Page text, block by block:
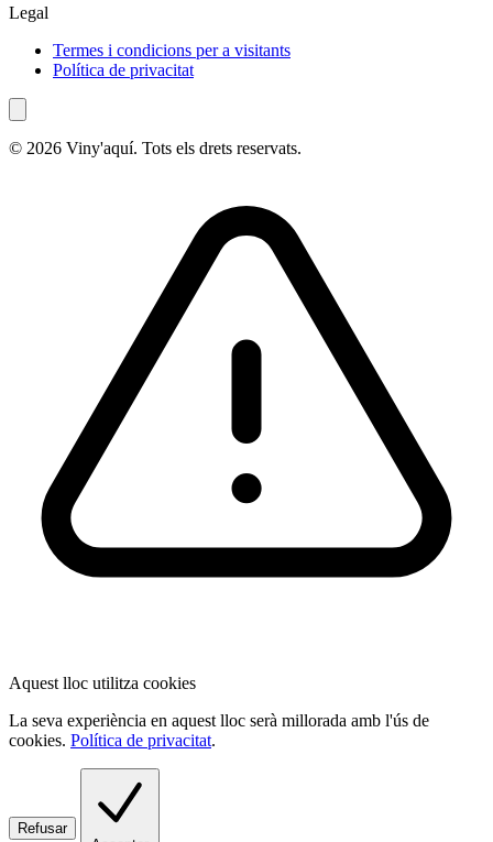
Legal
Termes i condicions per a visitants
Política de privacitat
© 2026 Viny'aquí. Tots els drets reservats.
Aquest lloc utilitza cookies
La seva experiència en aquest lloc serà millorada amb l'ús de
cookies. Política de privacitat.
Refusar